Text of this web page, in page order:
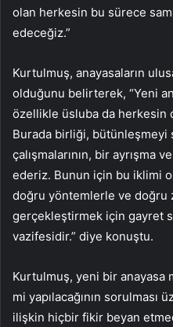
olan herkesin bu sürece
edeceğiz.”
Kurtulmuş, anayasaların
olduğunu belirterek, “Yeni
özellikle üsluba da herkesin
Burada birliği, bütünleşmeyi
çalışmalarının, bir ayrışma
ederiz. Bunun için bu iklimi
doğru yöntemlerle ve doğru
gerçekleştirmek için gayret
vazifesidir.” diye konuştu.
Kurtulmuş, yeni bir anayasa
mi yapılacağının sorulması
ilişkin hiçbir fikir beyan